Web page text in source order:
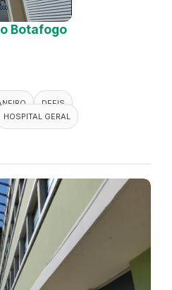
Botafogo
DEFIS
HOSPITAL GERAL